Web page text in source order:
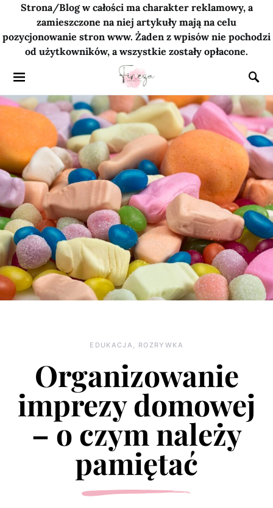
Strona/Blog w całości ma charakter reklamowy, a
zamieszczone na niej artykuły mają na celu
pozycjonowanie stron www. Żaden z wpisów nie pochodzi
od użytkowników, a wszystkie zostały opłacone.
EDUKACJA, ROZRYWKA
Organizowanie
imprezy domowej
– o czym należy
pamiętać